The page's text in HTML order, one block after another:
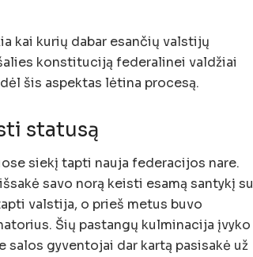
kai kurių dabar esančių valstijų
konstituciją federalinei valdžiai
šis aspektas lėtina procesą.
statusą
siekį tapti nauja federacijos nare.
savo norą keisti esamą santykį su
valstija, o prieš metus buvo
Šių pastangų kulminacija įvyko
salos gyventojai dar kartą pasisakė už